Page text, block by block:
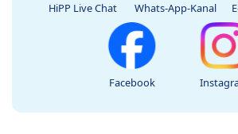
HiPP Live Chat Whats-App-Kanal
Facebook